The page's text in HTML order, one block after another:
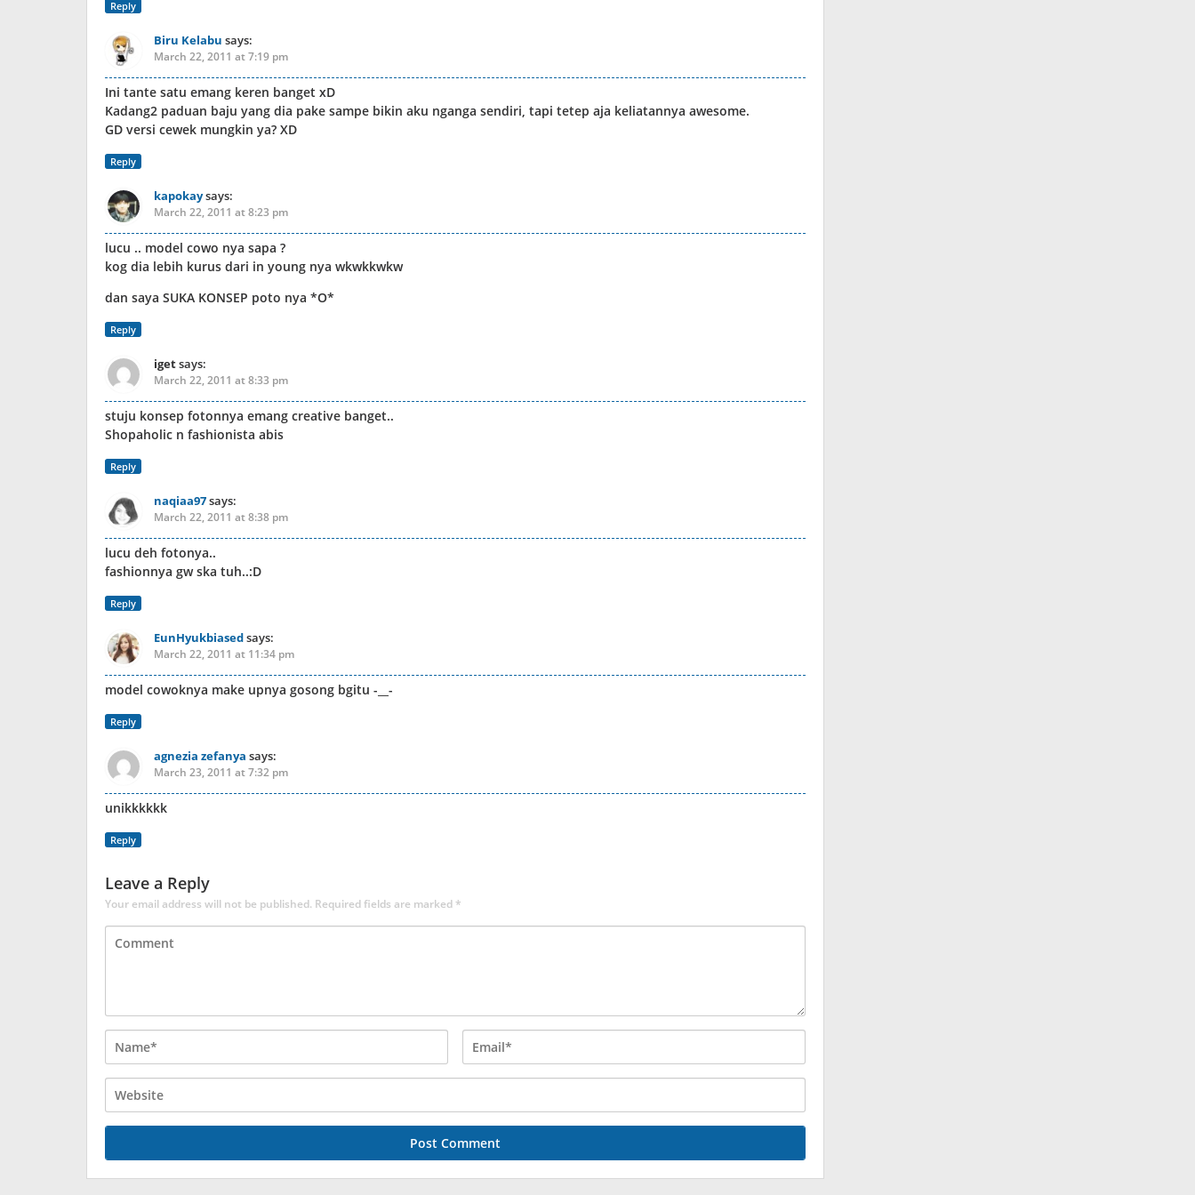
Reply
Biru Kelabu says:
March 22, 2011 at 7:19 pm
Ini tante satu emang keren banget xD
Kadang2 paduan baju yang dia pake sampe bikin aku nganga sendiri, tapi tetep aja keliatannya awesome.
GD versi cewek mungkin ya? XD
Reply
kapokaysays:
March 22, 2011 at 8:23 pm
lucu .. model cowo nya sapa ?
kog dia lebih kurus dari in young nya wkwkkwkw
dan saya SUKA KONSEP poto nya *O*
Reply
igetsays:
March 22, 2011 at 8:33 pm
stuju konsep fotonnya emang creative banget..
Shopaholic n fashionista abis
Reply
naqiaa97says:
March 22, 2011 at 8:38 pm
lucu deh fotonya..
fashionnya gw ska tuh..:D
Reply
EunHyukbiasedsays:
March 22, 2011 at 11:34 pm
model cowoknya make upnya gosong bgitu -__-
Reply
agnezia zefanya says:
March 23, 2011 at 7:32 pm
unikkkkkk
Reply
Leave a Reply
Your email address will not be published. Required fields are marked*